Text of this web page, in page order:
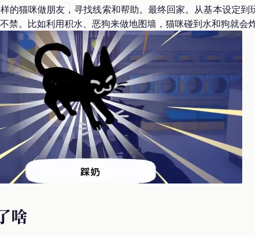
的猫咪做朋友，寻找线索和帮助。最终回家。从基本设定到
禁。比如利用积水、恶狗来做地图墙，猫咪碰到水和狗就会
啥